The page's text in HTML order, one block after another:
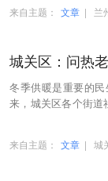
来自主题： 文章 | 兰
城关区：问热
冬季供暖是重要的
来，城关区各个街道
来自主题： 文章 | 城